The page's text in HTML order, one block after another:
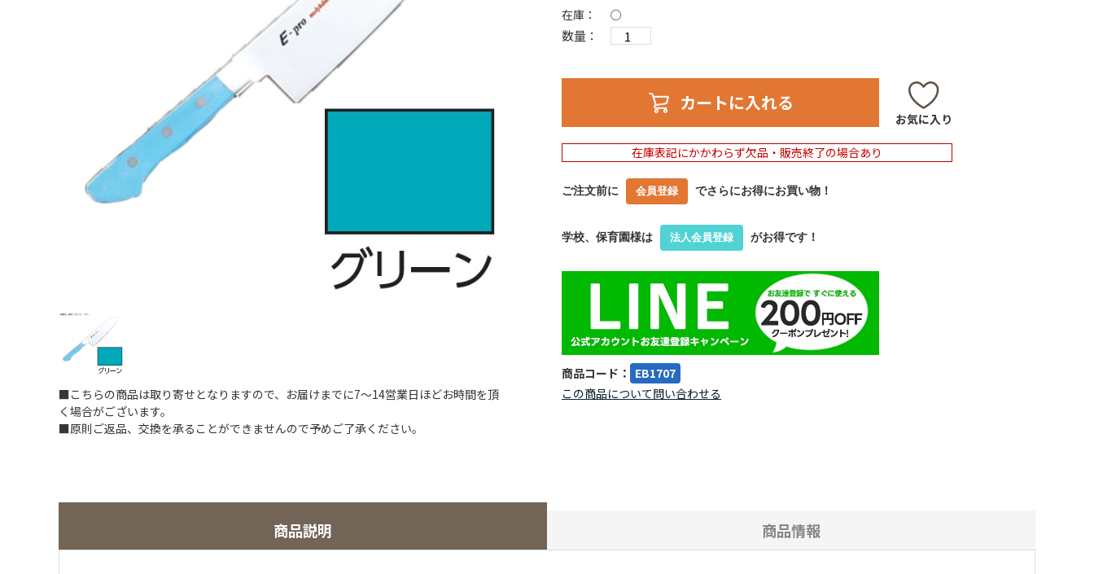
■こちらの商品は取り寄せとなりますので、お届けまでに7～14営業日ほどお時間を頂
く場合がございます。
■原則ご返品、交換を承ることができませんので予めご了承ください。
在庫：
○
数量：
カートに入れる
お気に入り
在庫表記にかかわらず欠品・販売終了の場合あり
ご注文前に 会員登録 でさらにお得にお買い物！
学校、保育園様は 法人会員登録 がお得です！
商品コード： EB1707
この商品について問い合わせる
商品説明 商品情報